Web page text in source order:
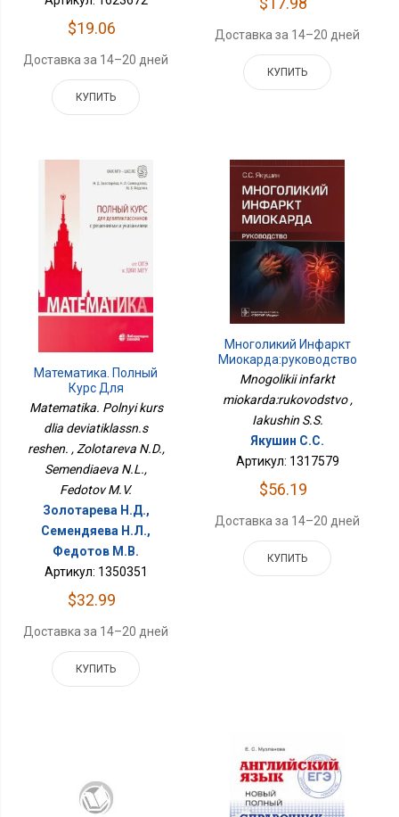
$19.06
Доставка за 14–20 дней
КУПИТЬ
Доставка за 14–20 дней
КУПИТЬ
Математика. Полный
Курс Для
Девятиклассн.с Решен.
Matematika. Polnyi kurs
dlia deviatiklassn.s
reshen. , Zolotareva N.D.,
Semendiaeva N.L.,
Fedotov M.V.
Золотарева Н.Д.,
Семендяева Н.Л.,
Федотов М.В.
Артикул: 1350351
$32.99
Доставка за 14–20 дней
КУПИТЬ
Многоликий Инфаркт
Миокарда:руководство
Mnogolikii infarkt
miokarda:rukovodstvo ,
Iakushin S.S.
Якушин С.С.
Артикул: 1317579
$56.19
Доставка за 14–20 дней
КУПИТЬ